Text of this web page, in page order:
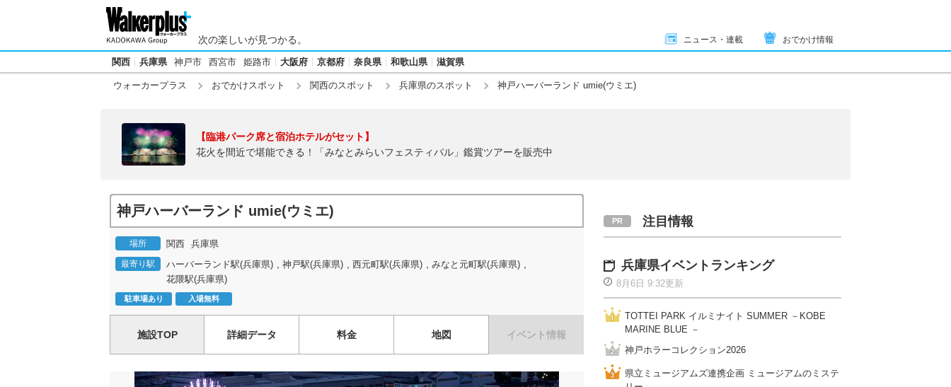
次の楽しいが見つかる。 ニュース・連載 おでかけ情報
関西 兵庫県 神戸市 西宮市 姫路市 大阪府 京都府 奈良県 和歌山県 滋賀県
ウォーカープラス おでかけスポット 関西のスポット 兵庫県のスポット 神戸ハーバーランド umie(ウミエ)
【臨港パーク席と宿泊ホテルがセット】
花火を間近で堪能できる！「みなとみらいフェスティバル」鑑賞ツアーを販売中
神戸ハーバーランド umie(ウミエ)
場所 関西 兵庫県
最寄り駅 ハーバーランド駅(兵庫県) 神戸駅(兵庫県) 西元町駅(兵庫県) みなと元町駅(兵庫県)
花隈駅(兵庫県)
駐車場あり 入場無料
施設TOP 詳細データ 料金 地図 イベント情報
注目情報
兵庫県イベントランキング
8月6日 9:32更新
TOTTEI PARK イルミナイト SUMMER －KOBE
MARINE BLUE －
神戸ホラーコレクション2026
県立ミュージアムズ連携企画 ミュージアムのミステ